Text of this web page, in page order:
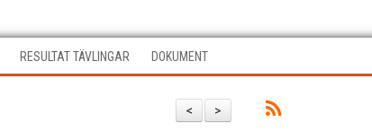
RESULTAT TÄVLINGAR DOKUMENT
>
<